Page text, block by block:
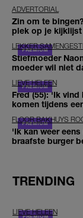
ADVERTORIAL
Zin om te
plek op je kijklijst
LEKKER
Stiefmoeder
moeder wil niet
LIEVE HELEEN
Fred (55): 'Ik
komen tijdens
FLOOR BAKHUYS
'Ik kan weer
braafste burger
TRENDING
LIEVE HELEEN